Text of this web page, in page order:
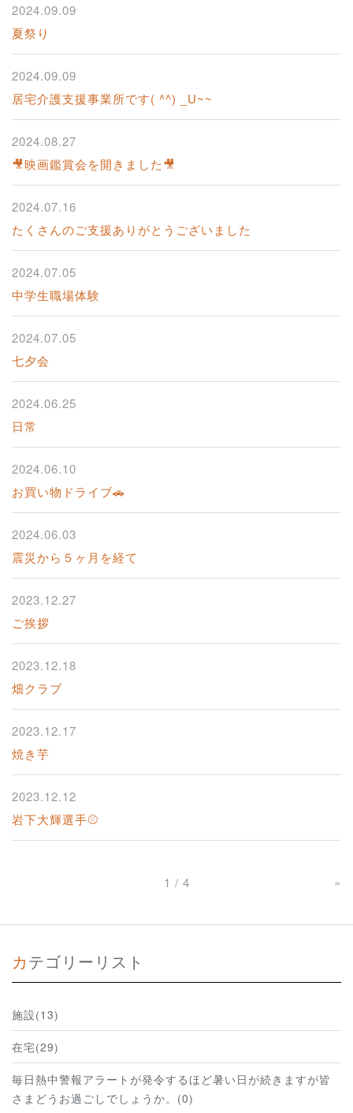
2024.09.09
夏祭り
2024.09.09
居宅介護支援事業所です( ^^) _U~~
2024.08.27
🎥映画鑑賞会を開きました🎥
2024.07.16
たくさんのご支援ありがとうございました
2024.07.05
中学生職場体験
2024.07.05
七夕会
2024.06.25
日常
2024.06.10
お買い物ドライブ🚗
2024.06.03
震災から５ヶ月を経て
2023.12.27
ご挨拶
2023.12.18
畑クラブ
2023.12.17
焼き芋
2023.12.12
岩下大輝選手⚾
1 / 4 »
カテゴリーリスト
施設(13)
在宅(29)
毎日熱中警報アラートが発令するほど暑い日が続きますが皆
さまどうお過ごしでしょうか。(0)